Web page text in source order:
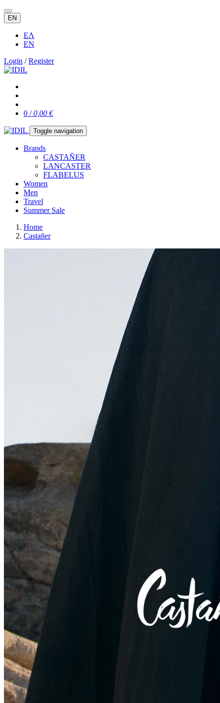
EN
ΕΛ
EN
Login /Register
0 /0,00 €
Toggle navigation
Brands
CASTAÑER
LANCASTER
FLABELUS
Women
Men
Travel
Summer Sale
Home
Castañer